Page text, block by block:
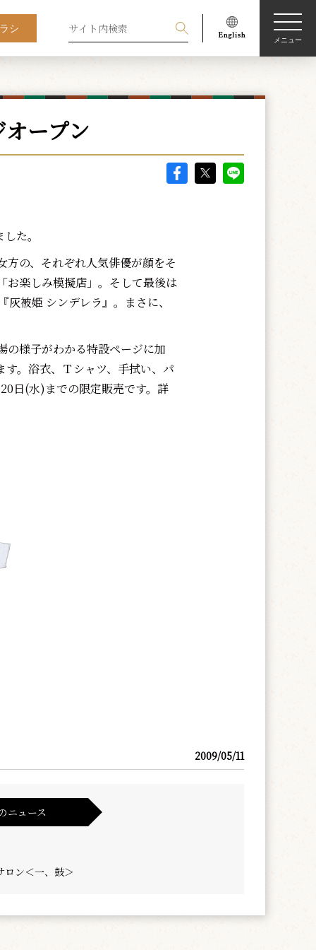
シ
メニュー
ープン
た。
の、それぞれ人気俳優が顔をそ
お楽しみ模擬店」。そして最後は
被姫 シンデレラ』。まさに、
様子がわかる特設ページに加
。浴衣、Ｔシャツ、手拭い、パ
日(水)までの限定販売です。詳
2009/05/11
ニュース
ロン＜一、鼓＞